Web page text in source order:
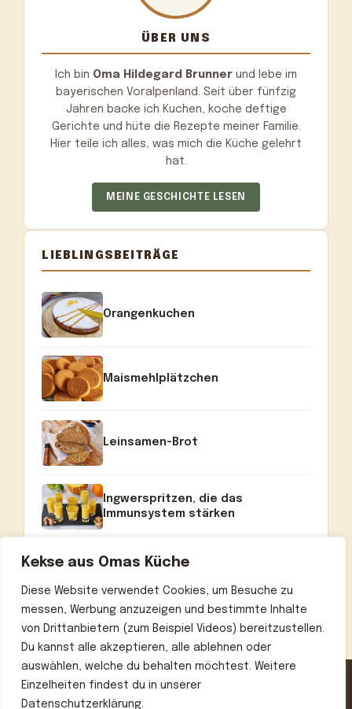
Kekse aus Omas Küche
Diese Website verwendet Cookies, um Besuche zu
messen, Werbung anzuzeigen und bestimmte Inhalte
von Drittanbietern (zum Beispiel Videos) bereitzustellen.
Du kannst alle akzeptieren, alle ablehnen oder
auswählen, welche du behalten möchtest. Weitere
Einzelheiten findest du in unserer
Datenschutzerklärung.
ÜBER UNS
Ich bin Oma Hildegard Brunner und lebe im
bayerischen Voralpenland. Seit über fünfzig
Jahren backe ich Kuchen, koche deftige
Gerichte und hüte die Rezepte meiner Familie.
Hier teile ich alles, was mich die Küche gelehrt
hat.
MEINE GESCHICHTE LESEN
LIEBLINGSBEITRÄGE
Orangenkuchen
Maismehlplätzchen
Leinsamen-Brot
Ingwerspritzen, die das
Immunsystem stärken